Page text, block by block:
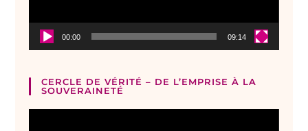
00:00 09:14
CERCLE DE VÉRITÉ – DE L’EMPRISE À LA
SOUVERAINETÉ